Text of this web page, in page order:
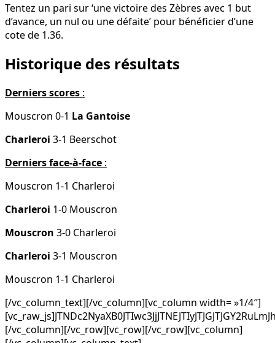
Tentez un pari sur ‘une victoire des Zèbres avec 1 but
d’avance, un nul ou une défaite’ pour bénéficier d’une
cote de 1.36.
Historique des résultats
Derniers scores :
Mouscron 0-1 La Gantoise
Charleroi 3-1 Beerschot
Derniers face-à-face :
Mouscron 1-1 Charleroi
Charleroi 1-0 Mouscron
Mouscron 3-0 Charleroi
Charleroi 3-1 Mouscron
Mouscron 1-1 Charleroi
[/vc_column_text][/vc_column][vc_column width= »1/4″]
[/vc_column][/vc_row][vc_row][/vc_row][vc_column]